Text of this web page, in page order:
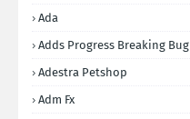
Ada
Adds Progress Breaking Bug
Adestra Petshop
Adm Fx